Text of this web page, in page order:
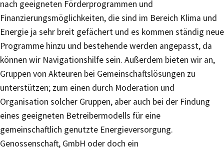
nach geeigneten Förderprogrammen und
Finanzierungsmöglichkeiten, die sind im Bereich Klima und
Energie ja sehr breit gefächert und es kommen ständig neue
Programme hinzu und bestehende werden angepasst, da
können wir Navigationshilfe sein. Außerdem bieten wir an,
Gruppen von Akteuren bei Gemeinschaftslösungen zu
unterstützen; zum einen durch Moderation und
Organisation solcher Gruppen, aber auch bei der Findung
eines geeigneten Betreibermodells für eine
gemeinschaftlich genutzte Energieversorgung.
Genossenschaft, GmbH oder doch ein